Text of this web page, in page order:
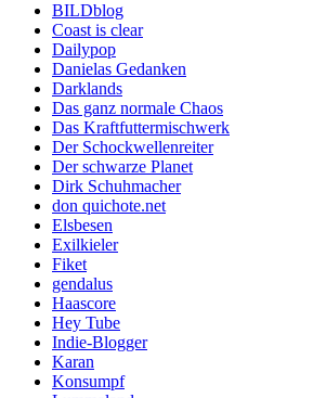
BILDblog
Coast is clear
Dailypop
Danielas Gedanken
Darklands
Das ganz normale Chaos
Das Kraftfuttermischwerk
Der Schockwellenreiter
Der schwarze Planet
Dirk Schuhmacher
don quichote.net
Elsbesen
Exilkieler
Fiket
gendalus
Haascore
Hey Tube
Indie-Blogger
Karan
Konsumpf